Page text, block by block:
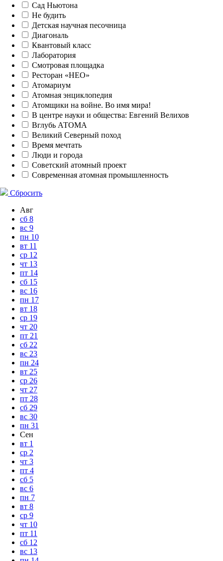
Сад Ньютона
Не будить
Детская научная песочница
Диагональ
Квантовый класс
Лаборатория
Смотровая площадка
Ресторан «НЕО»
Атомариум
Атомная энциклопедия
Атомщики на войне. Во имя мира!
В центре науки и общества: Евгений Велихов
Вглубь АТОМА
Великий Северный поход
Время мечтать
Люди и города
Советский атомный проект
Современная атомная промышленность
Сбросить
Авг
сб 8
вс 9
пн 10
вт 11
ср 12
чт 13
пт 14
сб 15
вс 16
пн 17
вт 18
ср 19
чт 20
пт 21
сб 22
вс 23
пн 24
вт 25
ср 26
чт 27
пт 28
сб 29
вс 30
пн 31
Сен
вт 1
ср 2
чт 3
пт 4
сб 5
вс 6
пн 7
вт 8
ср 9
чт 10
пт 11
сб 12
вс 13